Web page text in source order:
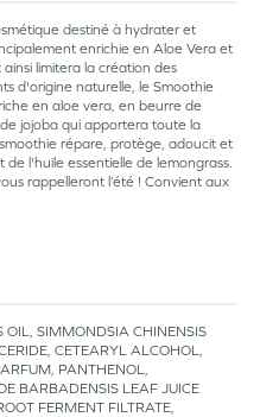
destiné à hydrater et
enrichie en Aloe Vera et
limitera la création des
d'origine naturelle, le Smoothie
en aloe vera, en beurre de
jojoba qui apportera toute la
répare, protège, adoucit et
l'huile essentielle de lemongrass.
rappelleront l’été ! Convient aux
OIL, SIMMONDSIA CHINENSIS
CETEARYL ALCOHOL,
PANTHENOL,
BARBADENSIS LEAF JUICE
FERMENT FILTRATE,